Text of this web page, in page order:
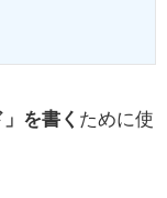
を書く ために使